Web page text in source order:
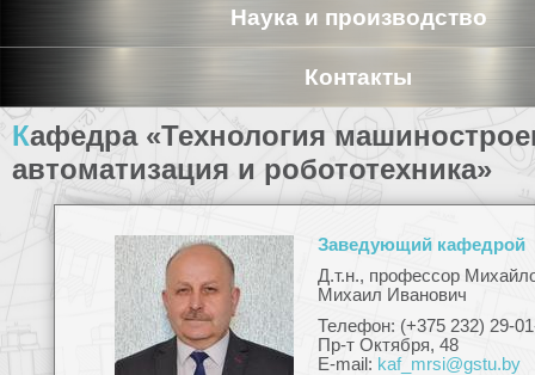
Наука и производство
Контакты
Кафедра «Технология машиностроения,
автоматизация и робототехника»
Заведующий кафедрой
Д.т.н., профессор
Михаил Иванович
Телефон: (+375 232) 29-
Пр-т Октября, 48
E-mail: kaf_mrsi@gstu.by